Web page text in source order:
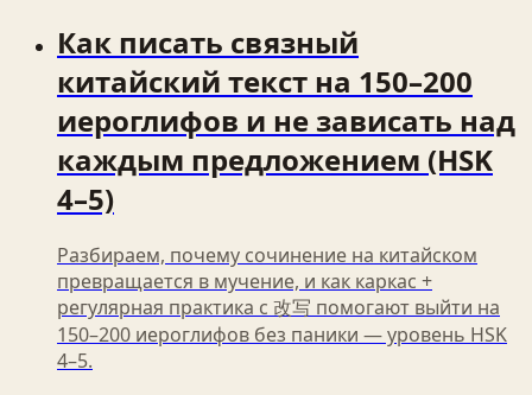
Как писать связный
китайский текст на 150–200
иероглифов и не зависать над
каждым предложением (HSK
4–5)
Разбираем, почему сочинение на китайском
превращается в мучение, и как каркас +
регулярная практика с 改写 помогают выйти на
150–200 иероглифов без паники — уровень HSK
4–5.